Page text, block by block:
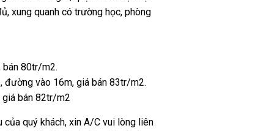
xung quanh có trường học, phòng
bán 80tr/m2.
đường vào 16m, giá bán 83tr/m2.
bán 82tr/m2
quý khách, xin A/C vui lòng liên